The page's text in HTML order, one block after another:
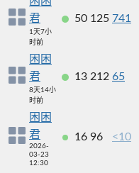
君
1天7小
时前
50 125 741
困困
君
8天14小
时前
13 212 65
困困
君
2026-
03-23
12:30
16 96 <10